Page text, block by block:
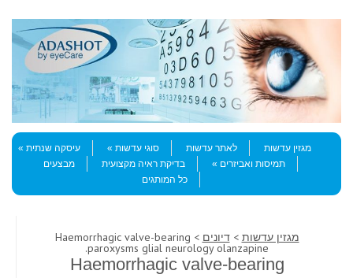
Menu
Skip to content
מגזין עדשות
לאתר עדשות סוגי עדשות
עיסקה שנתית
תמיסות ואביזרים
בדיקת ראיה מקצועית
מבצעים
כל המותגים
מגזין עדשות >דיונים > Haemorrhagic valve-bearing
paroxysms glial neurology olanzapine.
Haemorrhagic valve-bearing